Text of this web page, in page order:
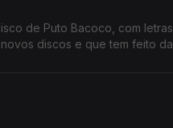
de Puto Bacoco, com
discos e que tem feito